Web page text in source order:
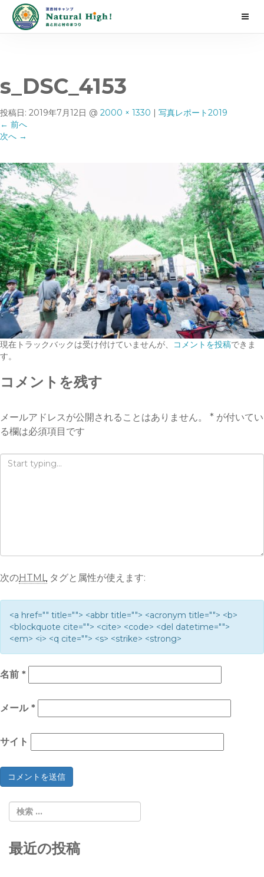
s_DSC_4153
投稿日: 2019年7月12日 @ 2000 × 1330 | 写真レポート2019
← 前へ
次へ →
現在トラックバックは受け付けていませんが、 コメントを投稿できま
す。
コメントを残す
メールアドレスが公開されることはありません。 * が付いてい
る欄は必須項目です
次のHTMLタグと属性が使えます:
<a href="" title=""> <abbr title=""> <acronym title=""> <b>
<blockquote cite=""> <cite> <code> <del datetime="">
<em> <i> <q cite=""> <s> <strike> <strong>
名前 *
メール *
サイト
最近の投稿